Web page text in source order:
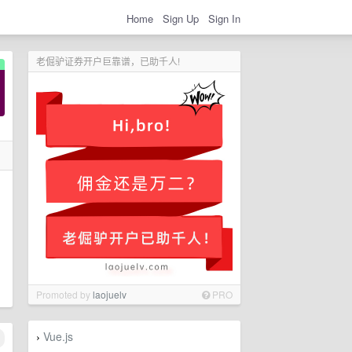
Home Sign Up Sign In
老倔驴证券开户巨靠谱，已助千人!
Promoted bylaojuelv PRO
› Vue.js